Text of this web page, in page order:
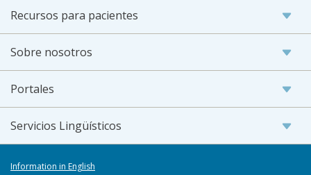
Recursos para pacientes
Sobre nosotros
Portales
Servicios Lingüísticos
Information in English